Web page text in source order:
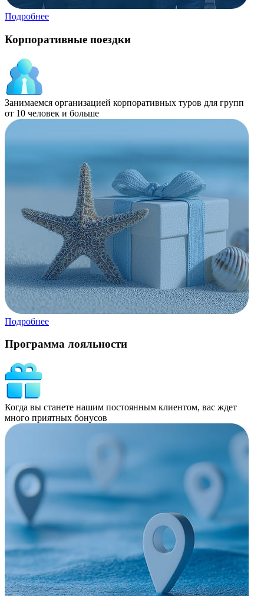
Подробнее
Корпоративные поездки
Занимаемся организацией корпоративных туров для групп
от 10 человек и больше
Подробнее
Программа лояльности
Когда вы станете нашим постоянным клиентом, вас ждет
много приятных бонусов